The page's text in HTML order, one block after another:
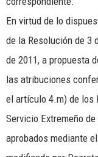
En virtud de lo
de la Resolución de 3
de 2011, a propuesta
las atribuciones
el artículo 4.m) de los
Servicio Extremeño de
aprobados mediante